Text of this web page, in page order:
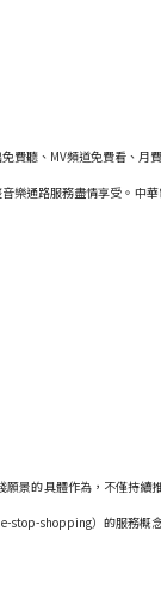
聽、MV頻道免費看、
通路服務盡情享受。
景的具體作為，不僅持
shopping）的服務